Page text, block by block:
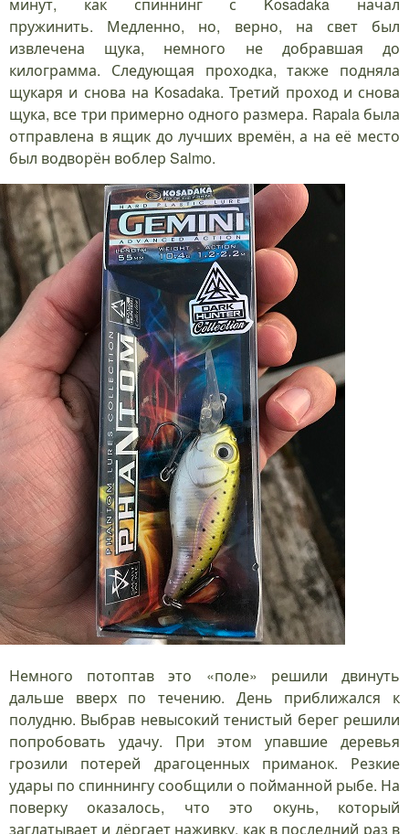
минут, как спиннинг с Kosadaka начал
пружинить. Медленно, но, верно, на свет был
извлечена щука, немного не добравшая до
килограмма. Следующая проходка, также подняла
щукаря и снова на Kosadaka. Третий проход и снова
щука, все три примерно одного размера. Rapala была
отправлена в ящик до лучших времён, а на её место
был водворён воблер Salmo.
Немного потоптав это «поле» решили двинуть
дальше вверх по течению. День приближался к
полудню. Выбрав невысокий тенистый берег решили
попробовать удачу. При этом упавшие деревья
грозили потерей драгоценных приманок. Резкие
удары по спиннингу сообщили о пойманной рыбе. На
поверку оказалось, что это окунь, который
заглатывает и дёргает наживку, как в последний раз в